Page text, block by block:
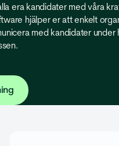
era kandidater med våra
hjälper er att enkelt
med kandidater under